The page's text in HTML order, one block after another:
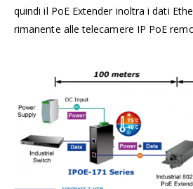
quindi il PoE Extender inoltra i dati
rimanente alle telecamere IP PoE